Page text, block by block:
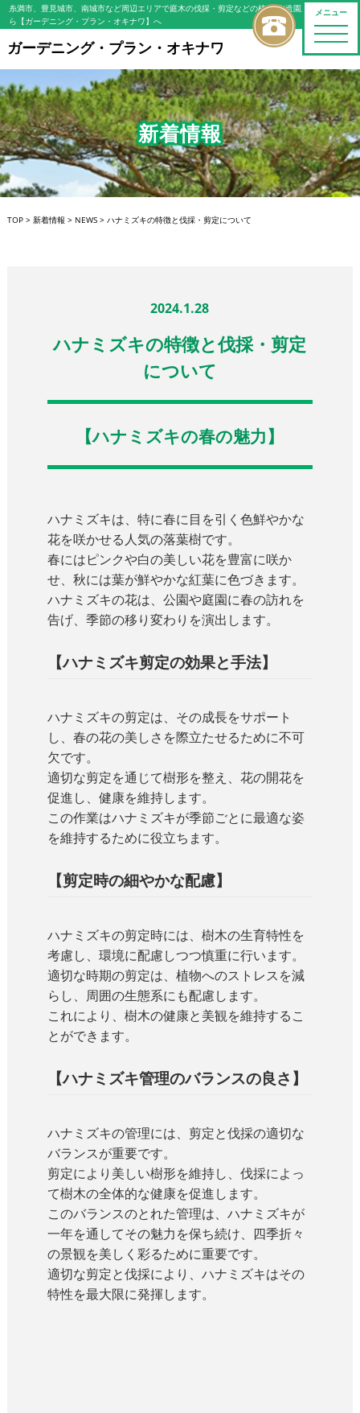
メニュー
toggle
糸満市、豊見城市、南城市など周辺エリアで庭木の伐採・剪定などの植木屋/造園屋をお探しな
ら【ガーデニング・プラン・オキナワ】へ
ガーデニング・プラン・オキナワ
新着情報
TOP> 新着情報 > NEWS> ハナミズキの特徴と伐採・剪定について
2024.1.28
ハナミズキの特徴と伐採・剪定
について
【ハナミズキの春の魅力】
ハナミズキは、特に春に目を引く色鮮やかな
花を咲かせる人気の落葉樹です。
春にはピンクや白の美しい花を豊富に咲か
せ、秋には葉が鮮やかな紅葉に色づきます。
ハナミズキの花は、公園や庭園に春の訪れを
告げ、季節の移り変わりを演出します。
【ハナミズキ剪定の効果と手法】
ハナミズキの剪定は、その成長をサポート
し、春の花の美しさを際立たせるために不可
欠です。
適切な剪定を通じて樹形を整え、花の開花を
促進し、健康を維持します。
この作業はハナミズキが季節ごとに最適な姿
を維持するために役立ちます。
【剪定時の細やかな配慮】
ハナミズキの剪定時には、樹木の生育特性を
考慮し、環境に配慮しつつ慎重に行います。
適切な時期の剪定は、植物へのストレスを減
らし、周囲の生態系にも配慮します。
これにより、樹木の健康と美観を維持するこ
とができます。
【ハナミズキ管理のバランスの良さ】
ハナミズキの管理には、剪定と伐採の適切な
バランスが重要です。
剪定により美しい樹形を維持し、伐採によっ
て樹木の全体的な健康を促進します。
このバランスのとれた管理は、ハナミズキが
一年を通してその魅力を保ち続け、四季折々
の景観を美しく彩るために重要です。
適切な剪定と伐採により、ハナミズキはその
特性を最大限に発揮します。